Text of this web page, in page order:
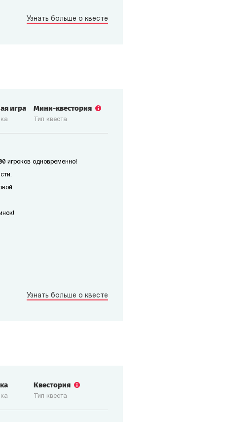
Узнать больше о квесте
игра
Тип квеста
Мини-квестория
игроков одновременно!
Узнать больше о квесте
Тип квеста
Квестория